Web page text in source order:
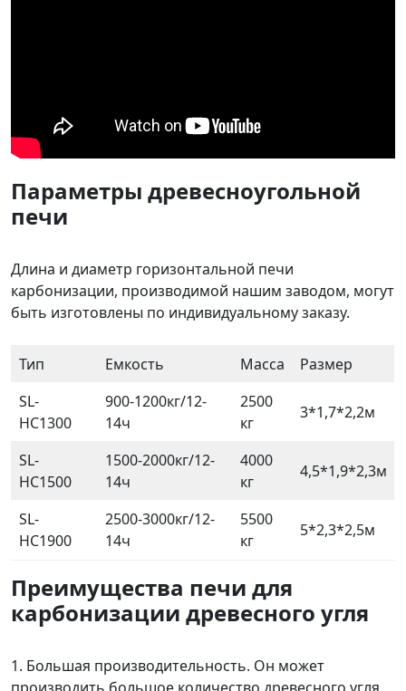
Параметры древесноугольной
печи
Длина и диаметр горизонтальной печи
карбонизации, производимой нашим заводом, могут
быть изготовлены по индивидуальному заказу.
Тип Емкость Масса
Размер
SL-
HC1300
900-1200кг/12-
14ч
2500
кг
3*1,7*2,2м
SL-
HC1500
1500-2000кг/12-
14ч
4000
кг
4,5*1,9*2,3м
SL-
HC1900
2500-3000кг/12-
14ч
5500
кг
5*2,3*2,5м
Преимущества печи для
карбонизации древесного угля
1. Большая производительность. Он может